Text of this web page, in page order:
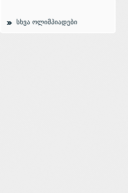
სხვა ოლიმპიადები